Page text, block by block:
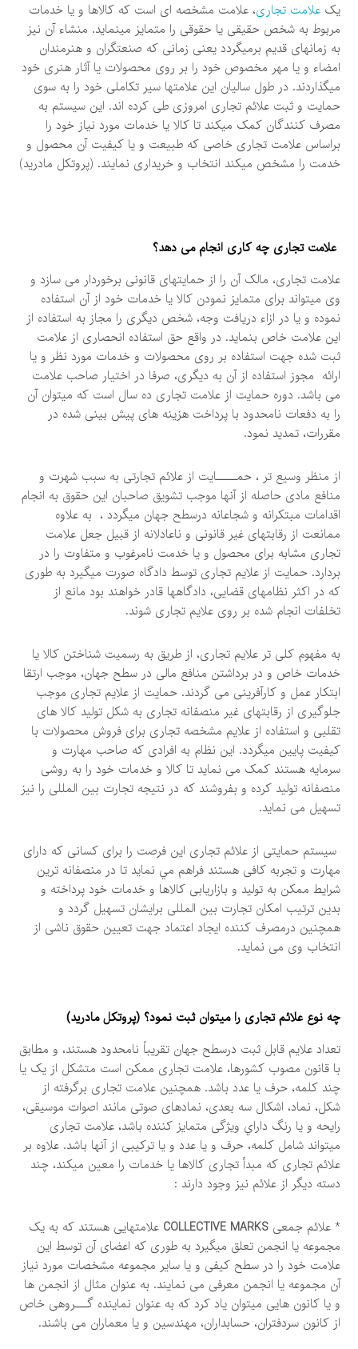
یکعلامت تجاری، علامت مشخصه ای است که کالاها و یا خدمات
مربوط به شخص حقیقی یا حقوقی را متمایز مینماید. منشاء آن نیز
به زمانهای قدیم برمیگردد یعنی زمانی که صنعتگران و هنرمندان
امضاء و یا مهر مخصوص خود را بر روی محصولات یا آثار هنری خود
میگذاردند. در طول سالیان این علامتها سیر تکاملی خود را به سوی
حمایت و ثبت علائم تجاری امروزی طی کرده اند. این سیستم به
مصرف کنندگان کمک میکند تا کالا یا خدمات مورد نیاز خود را
براساس علامت تجاری خاصی که طبیعت و یا کیفیت آن محصول و
خدمت را مشخص میکند انتخاب و خریداری نمایند. (پروتكل مادريد)
علامت تجاری چه کاری انجام می دهد؟
علامت تجاری، مالک آن را از حمایتهای قانونی برخوردار می سازد و
وی میتواند برای متمایز نمودن کالا یا خدمات خود از آن استفاده
نموده و یا در ازاء دریافت وجه، شخص دیگری را مجاز به استفاده از
این علامت خاص بنماید. در واقع حق استفاده انحصاری از علامت
ثبت شده جهت استفاده بر روی محصولات و خدمات مورد نظر و یا
ارائه مجوز استفاده از آن به دیگری، صرفا در اختیار صاحب علامت
می باشد. دوره حمایت از علامت تجاری ده سال است که میتوان آن
را به دفعات نامحدود با پرداخت هزینه های پیش بینی شده در
مقررات، تمدید نمود.
از منظر وسیع تر ، حمـــــایت از علائم تجارتی به سبب شهرت و
منافع مادی حاصله از آنها موجب تشویق صاحبان اين حقوق به انجام
اقدامات مبتکرانه و شجاعانه درسطح جهان ميگردد ، به علاوه
ممانعت از رقابتهای غیر قانونی و ناعادلانه از قبیل جعل علامت
تجاری مشابه برای محصول و یا خدمت نامرغوب و متفاوت را در
بردارد. حمایت از علایم تجاری توسط دادگاه صورت میگیرد به طوری
که در اکثر نظامهای قضایی، دادگاهها قادر خواهند بود مانع از
تخلفات انجام شده بر روی علایم تجاری شوند.
به مفهوم کلی تر علایم تجاری، از طریق به رسمیت شناختن کالا یا
خدمات خاص و در برداشتن منافع مالی در سطح جهان، موجب ارتقا
ابتکار عمل و کارآفرینی می گردند. حمایت از علایم تجاری موجب
جلوگيری از رقابتهای غیر منصفانه تجاری به شکل تولید کالا های
تقلبی و استفاده از علایم مشخصه تجاری برای فروش محصولات با
کیفیت پایین ميگردد. این نظام به افرادی که صاحب مهارت و
سرمایه هستند کمک می نمايد تا کالا و خدمات خود را به روشی
منصفانه تولید کرده و بفروشند که در نتیجه تجارت بین المللی را نیز
تسهیل می نمايد.
سیستم حمایتی از علائم تجاری اين فرصت را برای كسانی كه دارای
مهارت و تجربه کافی هستند فراهم مي نمايد تا در منصفانه ترین
شرایط ممکن به تولید و بازاریابی کالاها و خدمات خود پرداخته و
بدین ترتیب امکان تجارت بین المللی برایشان تسهیل گردد و
همچنین درمصرف کننده ایجاد اعتماد جهت تعیین حقوق ناشی از
انتخاب وی می نماید.
چه نوع علائم تجاری را میتوان ثبت نمود؟ (پروتكل مادريد)
تعداد علایم قابل ثبت درسطح جهان تقریباً نامحدود هستند، و مطابق
با قانون مصوب کشورها، علامت تجاری ممکن است متشکل از یک یا
چند کلمه، حرف یا عدد باشد. همچنین علامت تجاری برگرفته از
شکل، نماد، اشکال سه بعدی، نمادهای صوتی مانند اصوات موسیقی،
رایحه و یا رنگ داراي ویژگی متمایز کننده باشد، علامت تجاری
میتواند شامل کلمه، حرف و یا عدد و یا ترکیبی از آنها باشد. علاوه بر
علائم تجاری که مبدأ تجاری کالاها یا خدمات را معین میکند، چند
دسته دیگر از علائم نیز وجود دارند :
* علائم جمعیCOLLECTIVE MARKS علامتهایی هستند که به یک
مجموعه یا انجمن تعلق میگیرد به طوری که اعضای آن توسط این
علامت خود را در سطح کیفی و یا سایر مجموعه مشخصات مورد نیاز
آن مجموعه یا انجمن معرفی می نمایند. به عنوان مثال از انجمن ها
و یا کانون هایی میتوان یاد کرد که به عنوان نماینده گـــروهی خاص
از کانون سردفتران، حسابداران، مهندسین و یا معماران می باشند.